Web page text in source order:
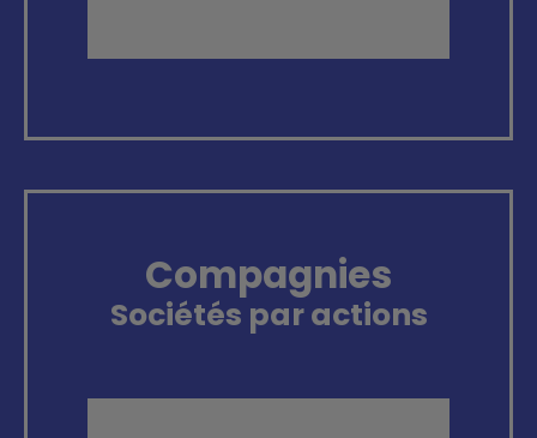
Compagnies
Sociétés par actions